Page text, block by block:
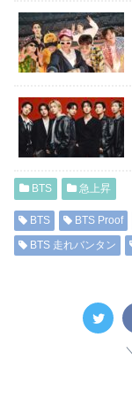
BTS 急上昇
BTS BTS Proof
BTS 走れバンタン